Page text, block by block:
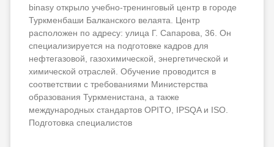
binasy открыло учебно-тренинговый центр в городе
Туркменбаши Балканского велаята. Центр
расположен по адресу: улица Г. Сапарова, 36. Он
специализируется на подготовке кадров для
нефтегазовой, газохимической, энергетической и
химической отраслей. Обучение проводится в
соответствии с требованиями Министерства
образования Туркменистана, а также
международных стандартов OPITO, IPSQA и ISO.
Подготовка специалистов